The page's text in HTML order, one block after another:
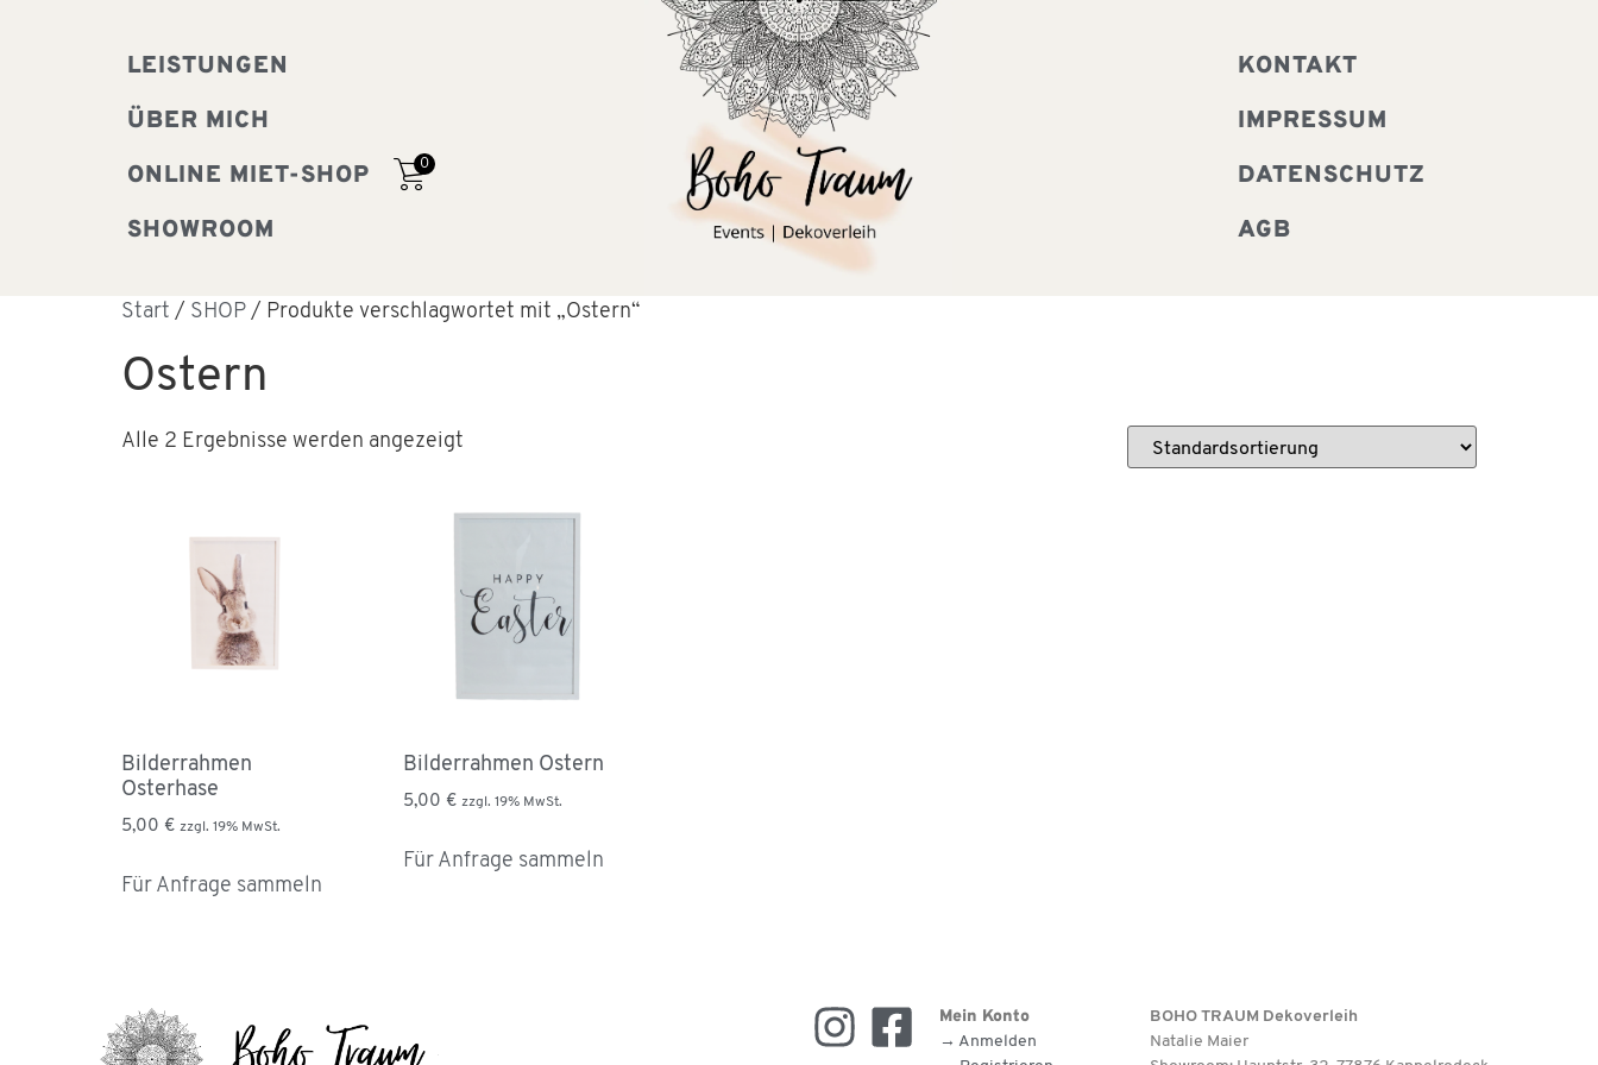
LEISTUNGEN
ÜBER MICH
ONLINE MIET-SHOP
SHOWROOM
0
KONTAKT
IMPRESSUM
DATENSCHUTZ
AGB
Start / SHOP / Produkte verschlagwortet mit „Ostern“
Ostern
Alle 2 Ergebnisse werden angezeigt
Bilderrahmen
Osterhase
5,00 € zzgl. 19% MwSt.
Für Anfrage sammeln
Bilderrahmen Ostern
5,00 € zzgl. 19% MwSt.
Für Anfrage sammeln
Mein Konto
→ Anmelden
BOHO TRAUM Dekoverleih
Natalie Maier